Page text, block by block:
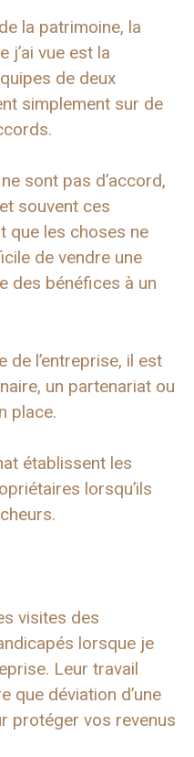
la patrimoine, la
j’ai vue est la
de deux
simplement sur de
sont pas d’accord,
souvent ces
que les choses ne
de vendre une
des bénéfices à un
de l’entreprise, il est
un partenariat ou
place.
établissent les
lorsqu’ils
visites des
lorsque je
Leur travail
que déviation d’une
protéger vos revenus